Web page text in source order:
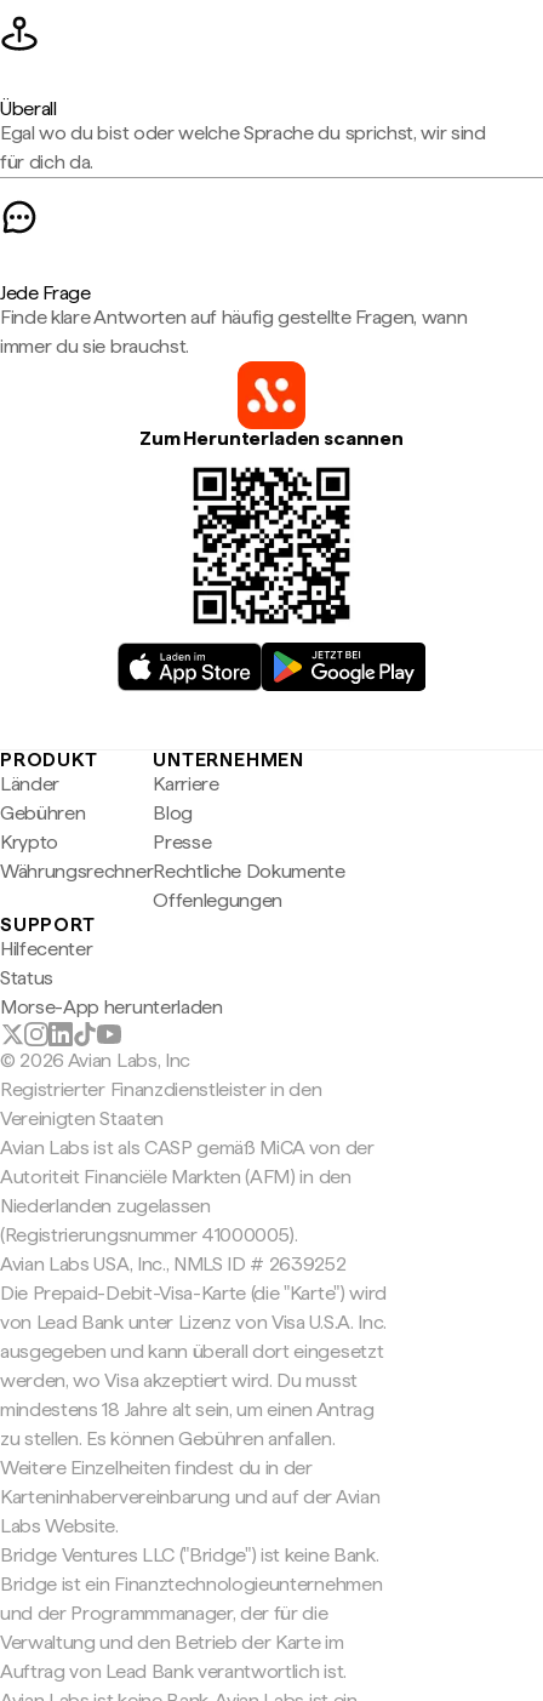
Überall
Egal wo du bist oder welche Sprache du sprichst, wir sind
für dich da.
Jede Frage
Finde klare Antworten auf häufig gestellte Fragen, wann
immer du sie brauchst.
Zum Herunterladen scannen
PRODUKT
Länder
Gebühren
Krypto
Währungsrechner
UNTERNEHMEN
Karriere
Blog
Presse
Rechtliche Dokumente
Offenlegungen
SUPPORT
Hilfecenter
Status
Morse-App herunterladen
© 2026 Avian Labs, Inc
Registrierter Finanzdienstleister in den
Vereinigten Staaten
Avian Labs ist als CASP gemäß MiCA von der
Autoriteit Financiële Markten (AFM) in den
Niederlanden zugelassen
(Registrierungsnummer 41000005).
Avian Labs USA, Inc., NMLS ID # 2639252
Die Prepaid-Debit-Visa-Karte (die "Karte") wird
von Lead Bank unter Lizenz von Visa U.S.A. Inc.
ausgegeben und kann überall dort eingesetzt
werden, wo Visa akzeptiert wird. Du musst
mindestens 18 Jahre alt sein, um einen Antrag
zu stellen. Es können Gebühren anfallen.
Weitere Einzelheiten findest du in der
Karteninhabervereinbarung und auf der Avian
Labs Website.
Bridge Ventures LLC ("Bridge") ist keine Bank.
Bridge ist ein Finanztechnologieunternehmen
und der Programmmanager, der für die
Verwaltung und den Betrieb der Karte im
Auftrag von Lead Bank verantwortlich ist.